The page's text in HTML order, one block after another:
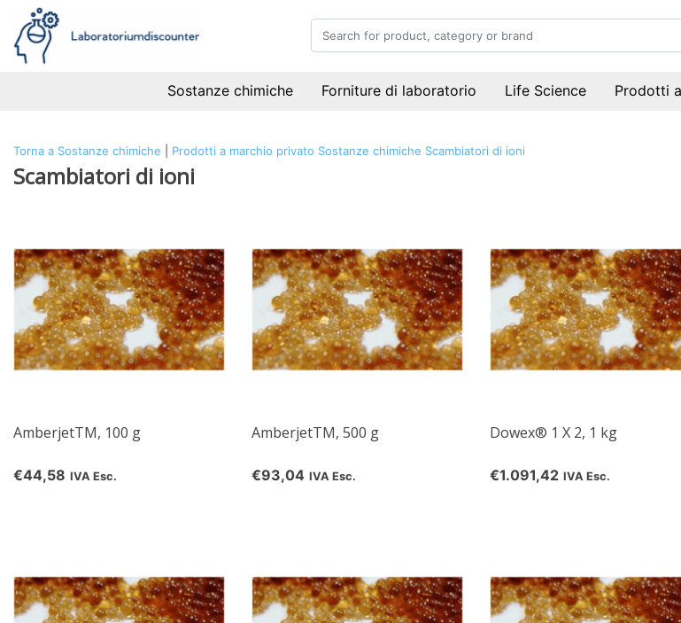
Sostanze chimiche Forniture di laboratorio Life Science Prodotti
Torna a Sostanze chimiche Prodotti a marchio privato Sostanze chimiche Scambiatori di ioni
Scambiatori di ioni
AmberjetTM, 100 g
€44,58 IVA Esc.
AmberjetTM, 500 g
€93,04 IVA Esc.
Dowex® 1 X 2, 1 kg
€1.091,42 IVA Esc.